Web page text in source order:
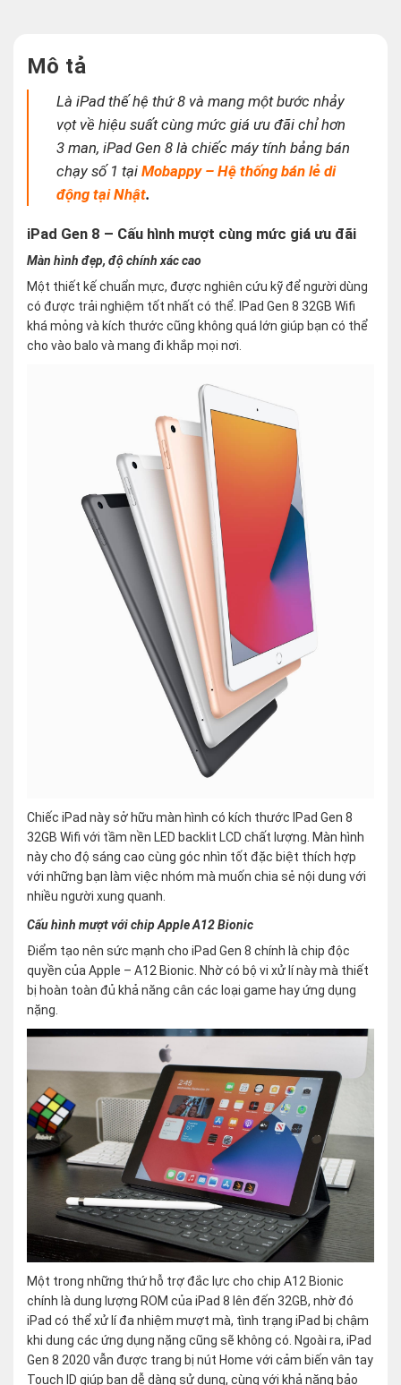
Mô tả
Là iPad thế hệ thứ 8 và mang một bước nhảy
vọt về hiệu suất cùng mức giá ưu đãi chỉ hơn
3 man, iPad Gen 8 là chiếc máy tính bảng bán
chạy số 1 tạiMobappy – Hệ thống bán lẻ di
động tại Nhật.
iPad Gen 8 – Cấu hình mượt cùng mức giá ưu đãi
Màn hình đẹp, độ chính xác cao
Một thiết kế chuẩn mực, được nghiên cứu kỹ để người dùng
có được trải nghiệm tốt nhất có thể. IPad Gen 8 32GB Wifi
khá mỏng và kích thước cũng không quá lớn giúp bạn có thể
cho vào balo và mang đi khắp mọi nơi.
Chiếc iPad này sở hữu màn hình có kích thước IPad Gen 8
32GB Wifi với tầm nền LED backlit LCD chất lượng. Màn hình
này cho độ sáng cao cùng góc nhìn tốt đặc biệt thích hợp
với những bạn làm việc nhóm mà muốn chia sẻ nội dung với
nhiều người xung quanh.
Cấu hình mượt với chip Apple A12 Bionic
Điểm tạo nên sức mạnh cho iPad Gen 8 chính là chip độc
quyền của Apple – A12 Bionic. Nhờ có bộ vi xử lí này mà thiết
bị hoàn toàn đủ khả năng cân các loại game hay ứng dụng
nặng.
Một trong những thứ hỗ trợ đắc lực cho chip A12 Bionic
chính là dung lượng ROM của iPad 8 lên đến 32GB, nhờ đó
iPad có thể xử lí đa nhiệm mượt mà, tình trạng iPad bị chậm
khi dung các ứng dụng nặng cũng sẽ không có. Ngoài ra, iPad
Gen 8 2020 vẫn được trang bị nút Home với cảm biến vân tay
Touch ID giúp bạn dễ dàng sử dụng, cùng với khả năng bảo